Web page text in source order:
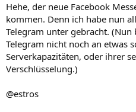
Hehe, der neue Facebook
kommen. Denn ich habe nun
Telegram unter gebracht.
Telegram nicht noch an etwas
Serverkapazitäten, oder ihrer
Verschlüsselung.)
@estros